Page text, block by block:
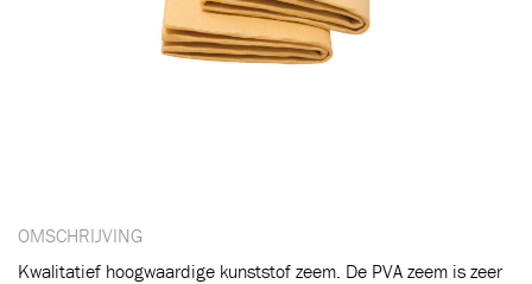
OMSCHRIJVING
Kwalitatief hoogwaardige kunststof zeem. De PVA zeem is zeer
Toegevoegd aan winkelwagen